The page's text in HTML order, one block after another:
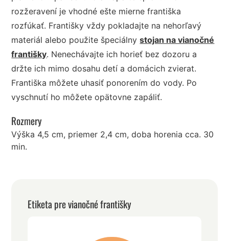
rozžeravení je vhodné ešte mierne františka
rozfúkať. Františky vždy pokladajte na nehorľavý
materiál alebo použite špeciálnystojan na vianočné
františky. Nenechávajte ich horieť bez dozoru a
držte ich mimo dosahu detí a domácich zvierat.
Františka môžete uhasiť ponorením do vody. Po
vyschnutí ho môžete opätovne zapáliť.
Rozmery
Výška 4,5 cm, priemer 2,4 cm, doba horenia cca. 30
min.
Etiketa pre vianočné františky